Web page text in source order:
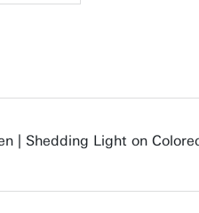
| Shedding Light on